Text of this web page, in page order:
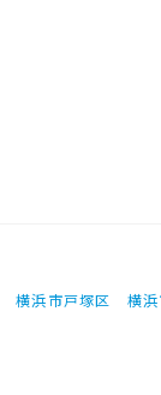
横浜市戸塚区
横